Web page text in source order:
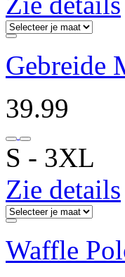
Gebreide
39.99
S ‐ 3XL
Zie details
Waffle